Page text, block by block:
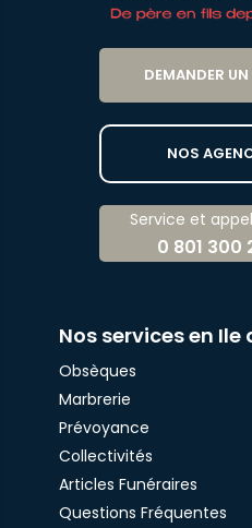
DEMANDER
NOS
Service et
0 801 300
Nos services en Ile
Obsèques
Marbrerie
Prévoyance
Collectivités
Articles Funéraires
Questions Fréquentes